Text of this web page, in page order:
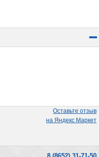
Оставьте отзыв
на Яндекс Маркет